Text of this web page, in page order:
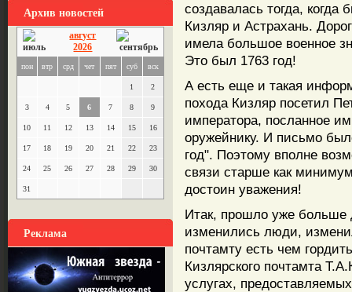
Архив новостей
август
2026
пон втр срд чет пят суб вск
1 2
3 4 5 6 7 8 9
10 11 12 13 14 15 16
17 18 19 20 21 22 23
24 25 26 27 28 29 30
31
Реклама
создавалась тогда, когда
Кизляр и Астрахань.
имела большое военное
Это был 1763 год!
А есть еще и такая
похода Кизляр посетил
императора, посланное
оружейнику. И письмо
год". Поэтому вполне
связи старше как
достоин уважения!
Итак, прошло уже больше
изменились люди,
почтамту есть чем
Кизлярского почтамта
услугах,